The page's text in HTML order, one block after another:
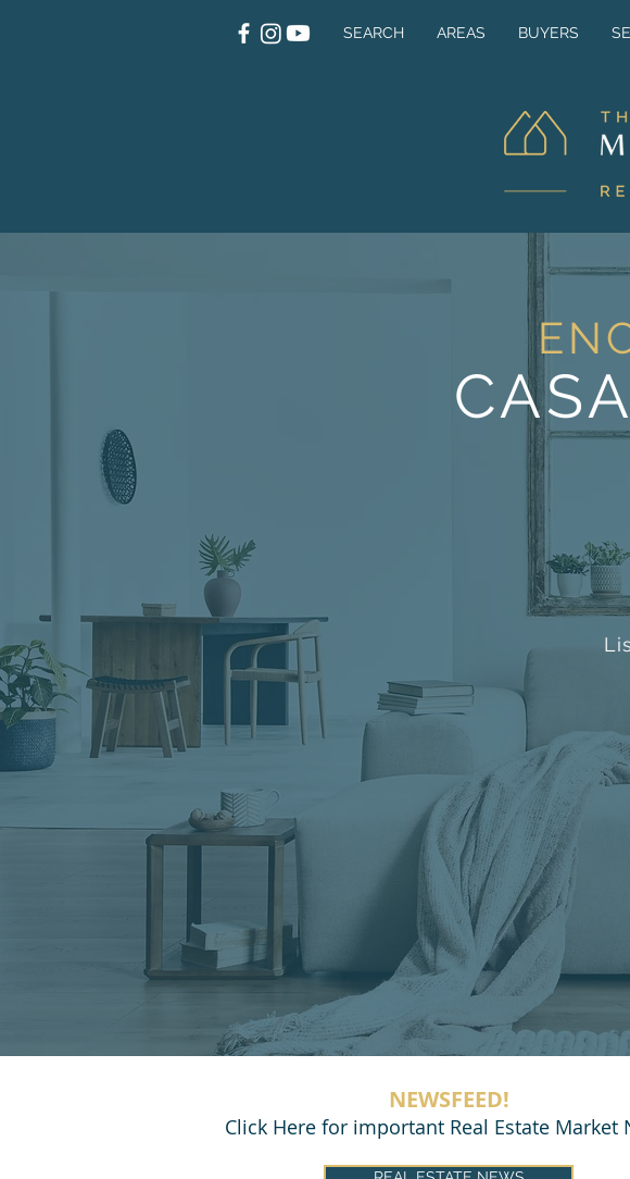
SEARCH AREAS BUYERS
NEWSFEED!
Click Here for important Real Estate Market